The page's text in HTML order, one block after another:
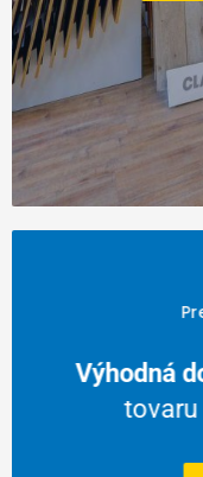
Výhodná
tovaru